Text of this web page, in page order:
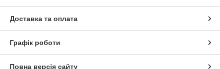
Доставка та оплата
Графік роботи
Повна версія сайту